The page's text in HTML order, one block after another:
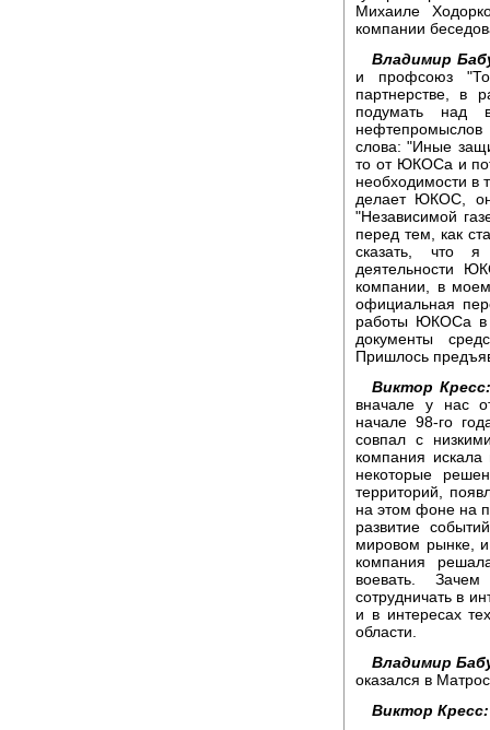
Михаиле
компании
Владимир
и профсоюз
партнерстве, в
подумать над
слова: "Иные
то от ЮКОСа и
необходимости в
делает ЮКОС,
"Независимой
перед тем, как
сказать, что
деятельности
компании, в
официальная
работы ЮКОСа в
документы
Пришлось
Виктор
вначале у нас
начале 98-го
совпал с
компания
некоторые
территорий,
на этом фоне на
развитие
мировом рынке,
компания
воевать.
сотрудничать в
и в интересах
области.
Владимир
оказался в
Виктор Кресс: